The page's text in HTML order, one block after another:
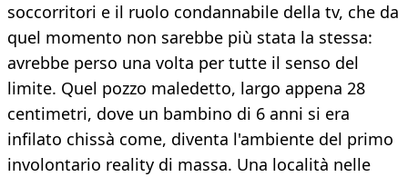
soccorritori e il ruolo condannabile della tv, che da
quel momento non sarebbe più stata la stessa:
avrebbe perso una volta per tutte il senso del
limite. Quel pozzo maledetto, largo appena 28
centimetri, dove un bambino di 6 anni si era
infilato chissà come, diventa l'ambiente del primo
involontario reality di massa. Una località nelle